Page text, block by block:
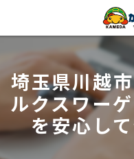
埼玉県川越
ルクスワー
を安心し